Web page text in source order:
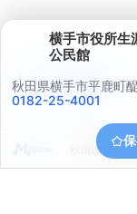
横手市役所
公民館
秋田県横手市平鹿町
0182-25-4001
秋田県横手
アプリで見る